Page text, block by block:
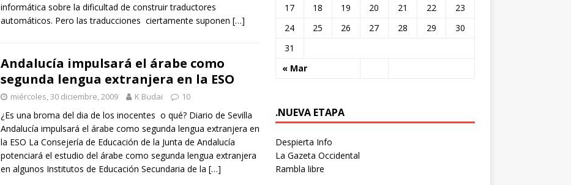
informática sobre la dificultad de construir traductores
automáticos. Pero las traducciones ciertamente suponen […]
Andalucía impulsará el árabe como
segunda lengua extranjera en la ESO
miércoles, 30 diciembre, 2009 K Budai 10
¿Es una broma del dia de los inocentes o qué? Diario de Sevilla
Andalucía impulsará el árabe como segunda lengua extranjera en
la ESO La Consejería de Educación de la Junta de Andalucía
potenciará el estudio del árabe como segunda lengua extranjera
en algunos Institutos de Educación Secundaria de la […]
« Mar
17
18 19 20 21 22
23
24
25 26 27 28 29
30
31
.NUEVA ETAPA
Despierta Info
La Gazeta Occidental
Rambla libre